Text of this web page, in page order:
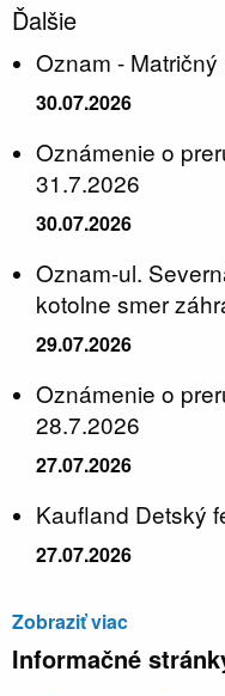
Ďalšie
Oznam - Matričný
30.07.2026
Oznámenie o
31.7.2026
30.07.2026
Oznam-ul.
kotolne smer
29.07.2026
Oznámenie o
28.7.2026
27.07.2026
Kaufland Detský
27.07.2026
Zobraziť viac
Informačné